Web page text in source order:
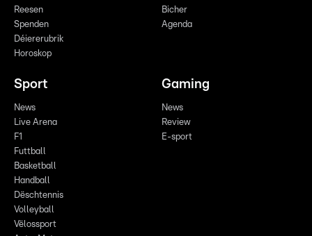
Reesen
Spenden
Déiererubrik
Horoskop
Bicher
Agenda
Sport
News
Live Arena
F1
Futtball
Basketball
Handball
Dëschtennis
Volleyball
Vëlossport
Gaming
News
Review
E-sport